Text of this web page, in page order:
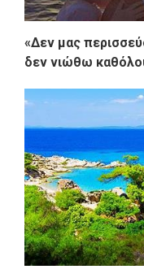
«Δεν μας
δεν νιώθω